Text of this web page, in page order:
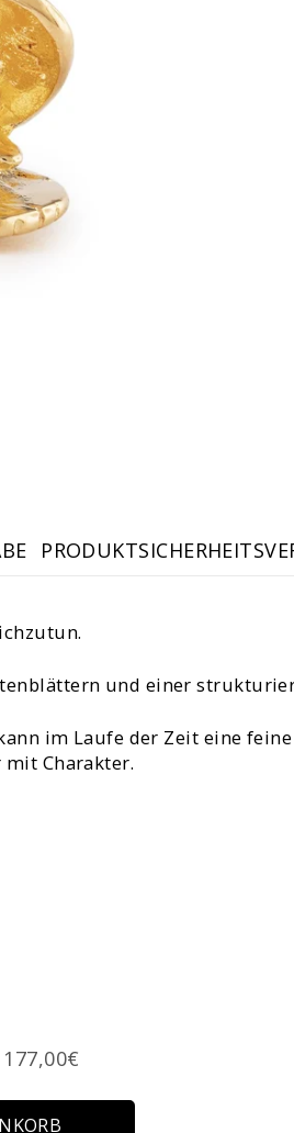
und einer
im Laufe der Zeit eine
Charakter.
Price
177,00€